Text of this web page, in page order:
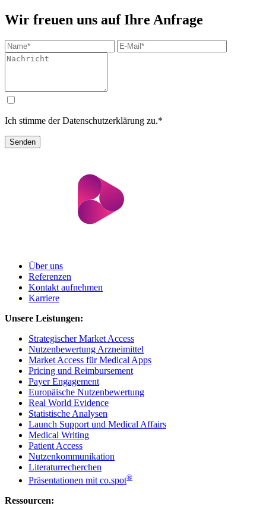
Wir freuen uns auf Ihre Anfrage
Ich stimme derDatenschutzerklärung zu.*
Über uns
Referenzen
Kontakt aufnehmen
Karriere
Unsere Leistungen:
Strategischer Market Access
Nutzenbewertung Arzneimittel
Market Access für Medical Apps
Pricing und Reimbursement
Payer Engagement
Europäische Nutzenbewertung
Real World Evidence
Statistische Analysen
Launch Support und Medical Affairs
Medical Writing
Patient Access
Nutzenkommunikation
Literaturrecherchen
Präsentationen mit co.spot®
Ressourcen: